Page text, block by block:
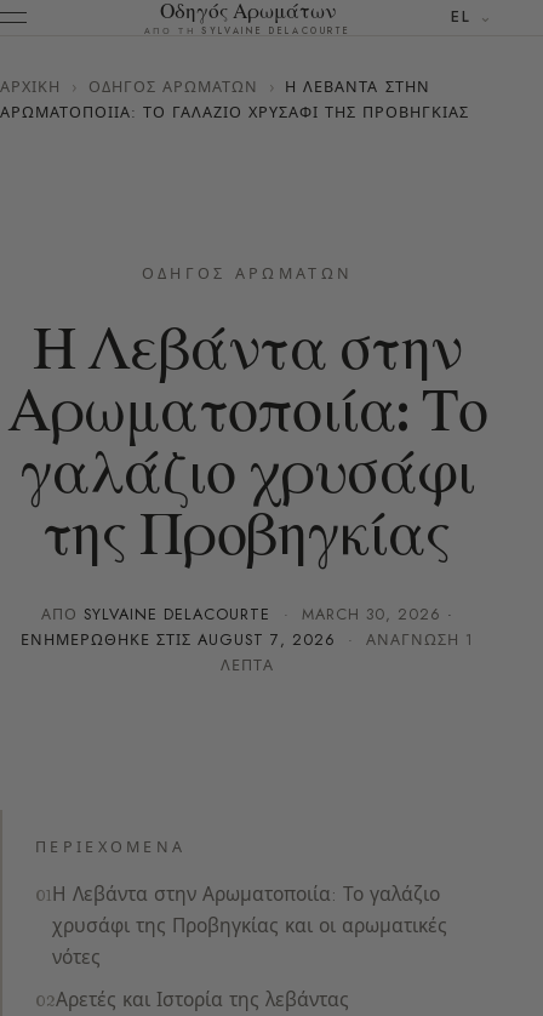
Οδηγός Αρωμάτων
ΑΠΌ ΤΗ SYLVAINE DELACOURTE
EL
ΑΡΧΙΚΉ › ΟΔΗΓΌΣ ΑΡΩΜΆΤΩΝ › Η ΛΕΒΆΝΤΑ ΣΤΗΝ
ΑΡΩΜΑΤΟΠΟΙΊΑ: ΤΟ ΓΑΛΆΖΙΟ ΧΡΥΣΆΦΙ ΤΗΣ ΠΡΟΒΗΓΚΊΑΣ
ΟΔΗΓΌΣ ΑΡΩΜΆΤΩΝ
Η Λεβάντα στην
Αρωματοποιία: Το
γαλάζιο χρυσάφι
της Προβηγκίας
ΑΠΌ SYLVAINE DELACOURTE · MARCH 30, 2026 ·
ΕΝΗΜΕΡΏΘΗΚΕ ΣΤΙΣAUGUST 7, 2026 · ΑΝΆΓΝΩΣΗ 1
ΛΕΠΤΆ
ΠΕΡΙΕΧΌΜΕΝΑ
Η Λεβάντα στην Αρωματοποιία: Το γαλάζιο
χρυσάφι της Προβηγκίας και οι αρωματικές
νότες
Αρετές και Ιστορία της λεβάντας